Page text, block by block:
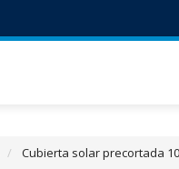
Cubierta solar precortada